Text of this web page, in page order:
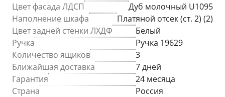
Цвет фасада ЛДСП
Дуб молочный U1095
Наполнение шкафа
Платяной отсек (ст. 2) (2)
Цвет задней стенки ЛХДФ
Белый
Ручка
Ручка 19629
Количество ящиков
3
Ближайшая доставка
7 дней
Гарантия
24 месяца
Страна
Россия